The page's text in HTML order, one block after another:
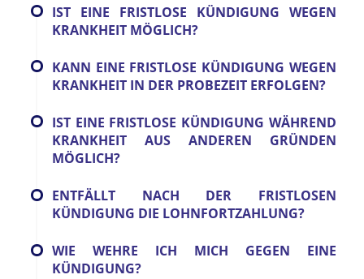
IST EINE FRISTLOSE KÜNDIGUNG WEGEN
KRANKHEIT MÖGLICH?
KANN EINE FRISTLOSE KÜNDIGUNG WEGEN
KRANKHEIT IN DER PROBEZEIT ERFOLGEN?
IST EINE FRISTLOSE KÜNDIGUNG WÄHREND
KRANKHEIT AUS ANDEREN GRÜNDEN
MÖGLICH?
ENTFÄLLT NACH DER FRISTLOSEN
KÜNDIGUNG DIE LOHNFORTZAHLUNG?
WIE WEHRE ICH MICH GEGEN EINE
KÜNDIGUNG?